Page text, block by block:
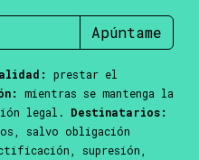
Apúntame
prestar el
mientras se mantenga la
legal. Destinatarios:
salvo obligación
supresión,